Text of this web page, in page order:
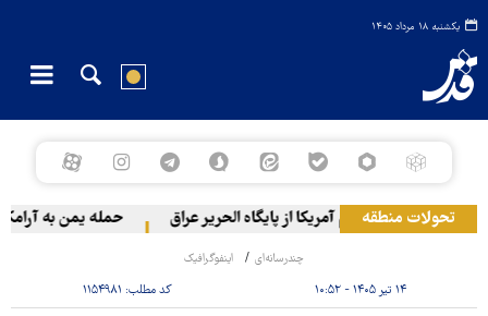
یکشنبه ۱۸ مرداد ۱۴۰۵
تحولات منطقه
خروج گام‌به‌گام آمریکا از پایگاه الحریر عراق حمله یمن به آرامکو
چندرسانه‌ای اینفوگرافیک
۱۴ تیر ۱۴۰۵ - ۱۰:۵۲ کد مطلب: ۱۱۵۴۹۸۱